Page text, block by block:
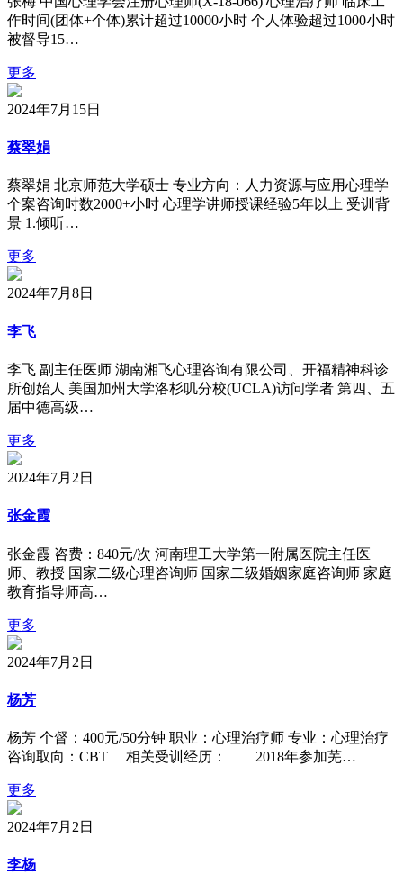
作时间(团体+个体)累计超过10000小时 个人体验超过1000小时
被督导15…
更多
2024年7月15日
蔡翠娟
蔡翠娟 北京师范大学硕士 专业方向：人力资源与应用心理学
个案咨询时数2000+小时 心理学讲师授课经验5年以上 受训背
景 1.倾听…
更多
2024年7月8日
李飞
李飞 副主任医师 湖南湘飞心理咨询有限公司、开福精神科诊
所创始人 美国加州大学洛杉叽分校(UCLA)访问学者 第四、五
届中德高级…
更多
2024年7月2日
张金霞
张金霞 咨费：840元/次 河南理工大学第一附属医院主任医
师、教授 国家二级心理咨询师 国家二级婚姻家庭咨询师 家庭
教育指导师高…
更多
2024年7月2日
杨芳
杨芳 个督：400元/50分钟 职业：心理治疗师 专业：心理治疗
咨询取向：CBT 相关受训经历： 2018年参加芜…
更多
2024年7月2日
李杨